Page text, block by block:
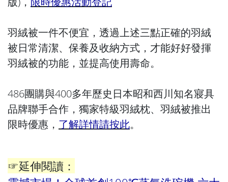
羽絨被一件不便宜，透過上述三點正確的羽絨
被日常清潔、保養及收納方式，才能好好發揮
羽絨被的功能，並提高使用壽命。
486團購與400多年歷史日本昭和西川知名寢具
品牌聯手合作，獨家特級羽絨枕、羽絨被推出
限時優惠， 了解詳情請按此。
☞延伸閱讀：